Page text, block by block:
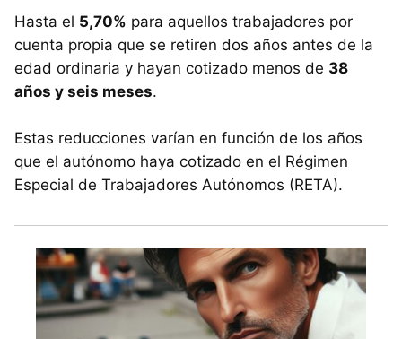
Hasta el 5,70% para aquellos trabajadores por
cuenta propia que se retiren dos años antes de la
edad ordinaria y hayan cotizado menos de 38
años y seis meses.
Estas reducciones varían en función de los años
que el autónomo haya cotizado en el Régimen
Especial de Trabajadores Autónomos (RETA).